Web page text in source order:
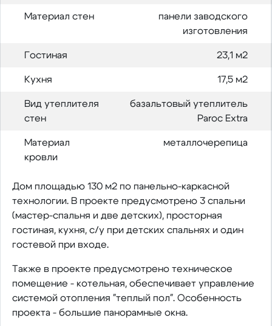
Материал стен
панели заводского
изготовления
Гостиная 23,1 м2
Кухня 17,5 м2
Вид утеплителя
стен
базальтовый утеплитель
Paroc Extra
Материал
кровли
металлочерепица
Дом площадью 130 м2 по панельно-каркасной
технологии. В проекте предусмотрено 3 спальни
(мастер-спальня и две детских), просторная
гостиная, кухня, с/у при детских спальнях и один
гостевой при входе.
Также в проекте предусмотрено техническое
помещение - котельная, обеспечивает управление
системой отопления "теплый пол". Особенность
проекта - большие панорамные окна.